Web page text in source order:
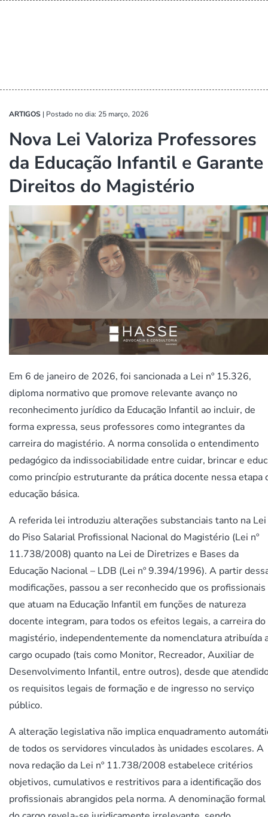
ARTIGOS | Postado no dia: 25 março, 2026
Nova Lei Valoriza Professores
da Educação Infantil e Garante
Direitos do Magistério
Em 6 de janeiro de 2026, foi sancionada a Lei nº 15.326,
diploma normativo que promove relevante avanço no
reconhecimento jurídico da Educação Infantil ao incluir, de
forma expressa, seus professores como integrantes da
carreira do magistério. A norma consolida o entendimento
pedagógico da indissociabilidade entre cuidar, brincar e
como princípio estruturante da prática docente nessa etapa
educação básica.
A referida lei introduziu alterações substanciais tanto na Lei
do Piso Salarial Profissional Nacional do Magistério (Lei nº
11.738/2008) quanto na Lei de Diretrizes e Bases da
Educação Nacional – LDB (Lei nº 9.394/1996). A partir
modificações, passou a ser reconhecido que os profissionais
que atuam na Educação Infantil em funções de natureza
docente integram, para todos os efeitos legais, a carreira do
magistério, independentemente da nomenclatura atribuída
cargo ocupado (tais como Monitor, Recreador, Auxiliar de
Desenvolvimento Infantil, entre outros), desde que
os requisitos legais de formação e de ingresso no serviço
público.
A alteração legislativa não implica enquadramento
de todos os servidores vinculados às unidades escolares. A
nova redação da Lei nº 11.738/2008 estabelece critérios
objetivos, cumulativos e restritivos para a identificação dos
profissionais abrangidos pela norma. A denominação formal